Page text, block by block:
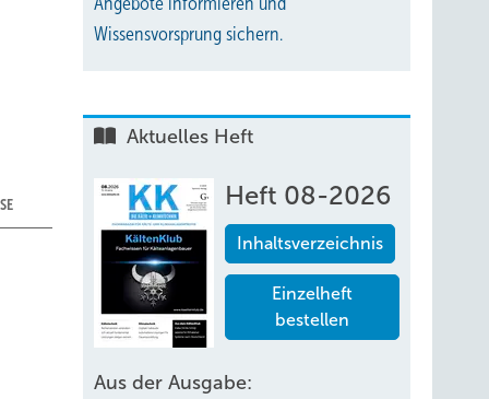
Wissensvorsprung sichern.
Aktuelles Heft
Heft 08-2026
Inhaltsverzeichnis
Einzelheft
bestellen
Aus der Ausgabe: